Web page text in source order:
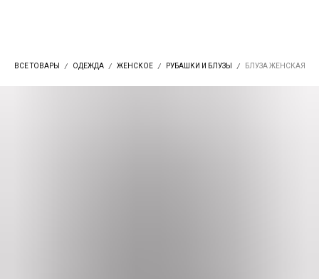
ВСЕ ТОВАРЫ ОДЕЖДА ЖЕНСКОЕ РУБАШКИ И БЛУЗЫ БЛУЗА ЖЕНСКАЯ